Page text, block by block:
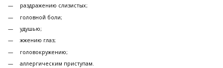
раздражению слизистых;
головной боли;
удушью;
жжению глаз;
головокружению;
аллергическим приступам.